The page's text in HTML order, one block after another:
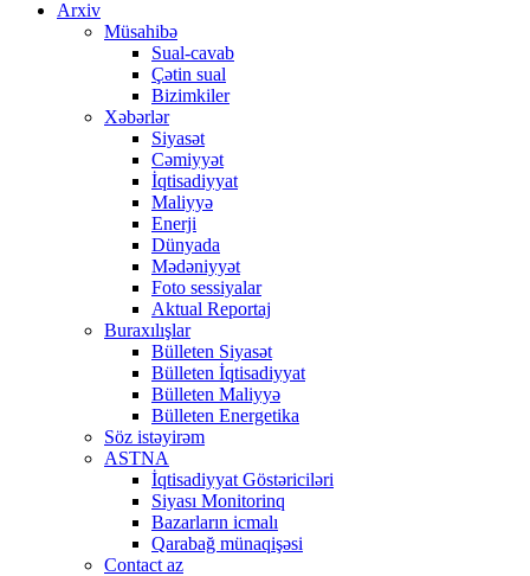
Arxiv
Müsahibə
Sual-cavab
Çətin sual
Bizimkiler
Xəbərlər
Siyasət
Cəmiyyət
İqtisadiyyat
Maliyyə
Enerji
Dünyada
Mədəniyyət
Foto sessiyalar
Aktual Reportaj
Buraxılışlar
Bülleten Siyasət
Bülleten İqtisadiyyat
Bülleten Maliyyə
Bülleten Energetika
Söz istəyirəm
ASTNA
İqtisadiyyat Göstəriciləri
Siyası Monitorinq
Bazarların icmalı
Qarabağ münaqişəsi
Contact az